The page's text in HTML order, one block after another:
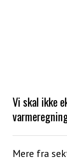
Vi skal ikke
Mere fra